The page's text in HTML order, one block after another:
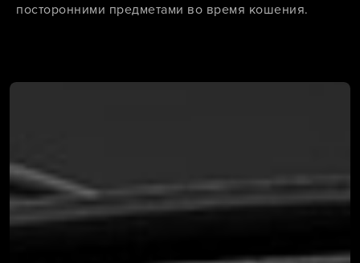
посторонними предметами во время кошения.